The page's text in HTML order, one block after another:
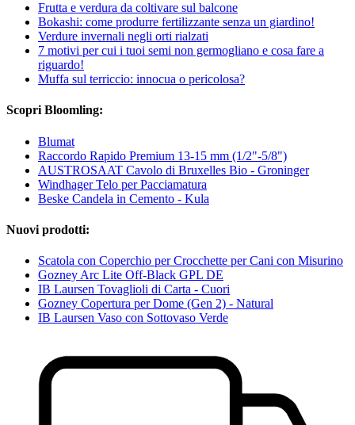
Frutta e verdura da coltivare sul balcone
Bokashi: come produrre fertilizzante senza un giardino!
Verdure invernali negli orti rialzati
7 motivi per cui i tuoi semi non germogliano e cosa fare a
riguardo!
Muffa sul terriccio: innocua o pericolosa?
Scopri Bloomling:
Blumat
Raccordo Rapido Premium 13-15 mm (1/2"-5/8")
AUSTROSAAT Cavolo di Bruxelles Bio - Groninger
Windhager Telo per Pacciamatura
Beske Candela in Cemento - Kula
Nuovi prodotti:
Scatola con Coperchio per Crocchette per Cani con Misurino
Gozney Arc Lite Off-Black GPL DE
IB Laursen Tovaglioli di Carta - Cuori
Gozney Copertura per Dome (Gen 2) - Natural
IB Laursen Vaso con Sottovaso Verde